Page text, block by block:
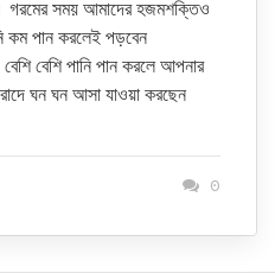
গরমের সময় আমাদের হজমশক্তিও
কম পান করলেই পড়বেন
বেশি পানি পান করলে আপনার
ঘন ঘন আসা যাওয়া করছেন
0